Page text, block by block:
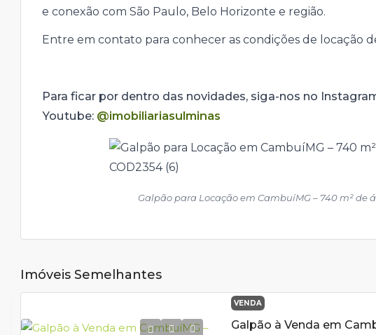
e conexão com São Paulo, Belo Horizonte e região.
Entre em contato para conhecer as condições de locação
Para ficar por dentro das novidades, siga-nos no
Youtube: @imobiliariasulminas
Galpão para Locação em CambuíMG – 740 m² de
Imóveis Semelhantes
VENDA